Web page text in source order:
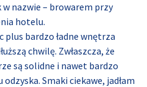
w nazwie – browarem przy
hotelu.
plus bardzo ładne wnętrza
chwilę. Zwłaszcza, że
są solidne i nawet bardzo
Smaki ciekawe, jadłam